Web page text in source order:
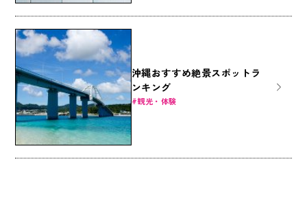
沖縄おすすめ絶景スポットラ
ンキング
観光・体験